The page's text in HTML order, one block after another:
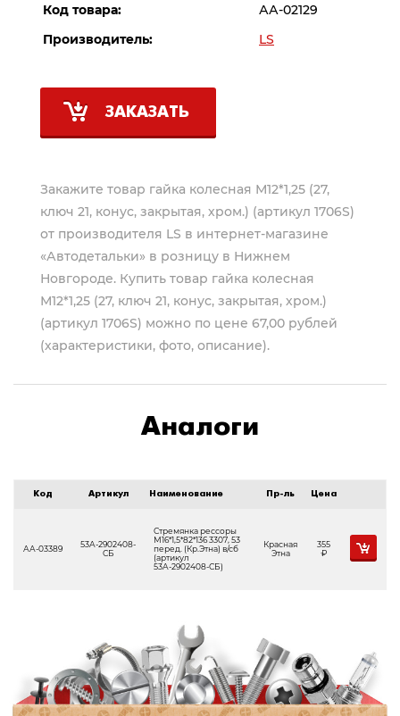
Код товара:
АА-02129
Производитель:
LS
ЗАКАЗАТЬ
Закажите товар гайка колесная М12*1,25 (27,
ключ 21, конус, закрытая, хром.) (артикул 1706S)
от производителя LS в интернет-магазине
«Автодетальки» в розницу в Нижнем
Новгороде. Купить товар гайка колесная
М12*1,25 (27, ключ 21, конус, закрытая, хром.)
(артикул 1706S) можно по цене 67,00 рублей
(характеристики, фото, описание).
Аналоги
Код Артикул Наименование Пр-ль Цена
АА-03389
53А-2902408-
СБ
Стремянка рессоры
М16*1,5*82*136 3307, 53
перед. (Кр.Этна) в/сб
(артикул
53А-2902408-СБ)
Красная
Этна
355
Р